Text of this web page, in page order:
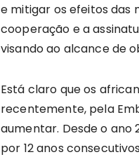
e mitigar os efeitos das
cooperação e a
visando ao alcance de
Está claro que os
recentemente, pela
aumentar. Desde o ano
por 12 anos